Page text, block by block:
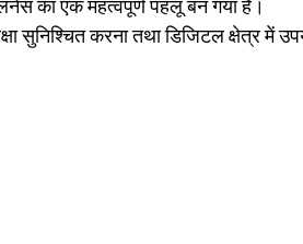
का एक महत्वपूर्ण पहलू बन गया है।
सुनिश्चित करना तथा डिजिटल क्षेत्र में